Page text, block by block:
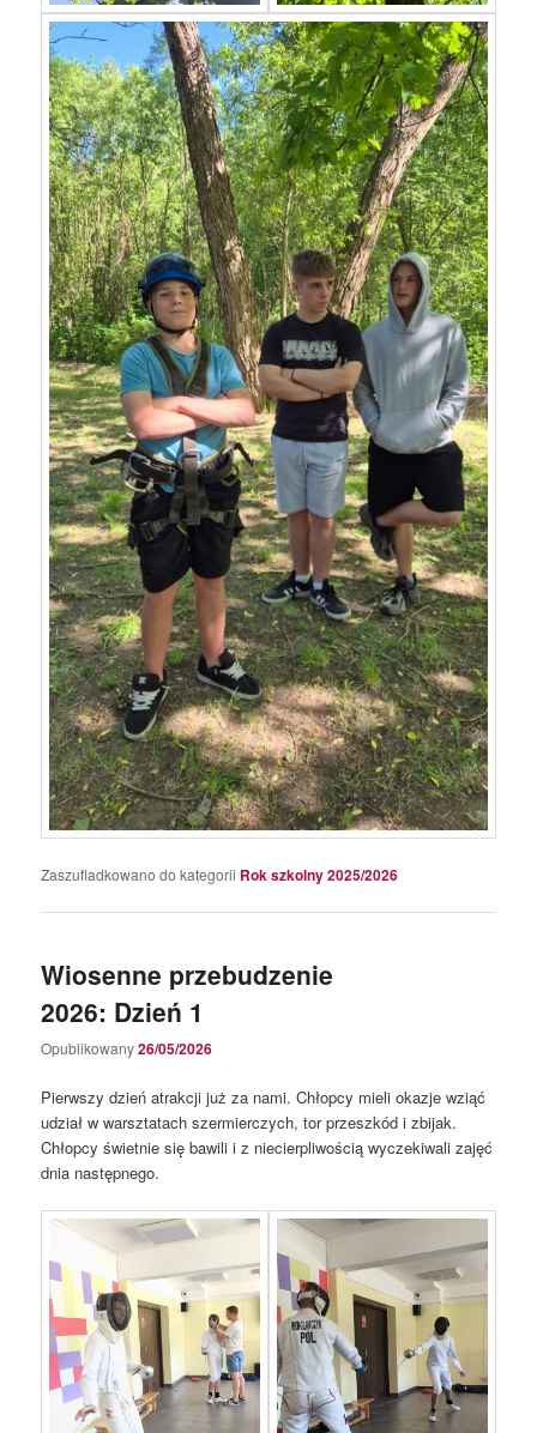
Zaszufladkowano do kategorii Rok szkolny 2025/2026
Wiosenne przebudzenie
2026: Dzień 1
Opublikowany26/05/2026
Pierwszy dzień atrakcji już za nami. Chłopcy mieli okazje wziąć
udział w warsztatach szermierczych, tor przeszkód i zbijak.
Chłopcy świetnie się bawili i z niecierpliwością wyczekiwali zajęć
dnia następnego.